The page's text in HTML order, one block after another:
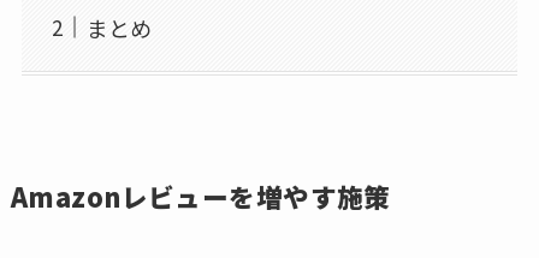
まとめ
Amazonレビューを増やす施策